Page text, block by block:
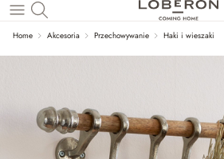
Wróć do wątku głównego
Home Akcesoria Przechowywanie Haki i wieszaki